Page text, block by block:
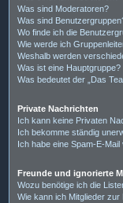
Was sind Moderatoren?
Was sind
Wo finde ich die
Wie werde ich
Weshalb werden
Was ist eine Hauptgruppe?
Was bedeutet der „Das
Private Nachrichten
Ich kann keine Privaten
Ich bekomme ständig
Ich habe eine Spam-E-
Freunde und ignorierte
Wozu benötige ich die
Wie kann ich Mitglieder